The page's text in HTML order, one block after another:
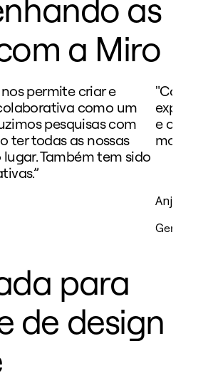
as
a Miro
permite criar e
como um
pesquisas com
ter todas as nossas
Também tem sido
"Com a
e criar
Anju
Gerente
para
de design